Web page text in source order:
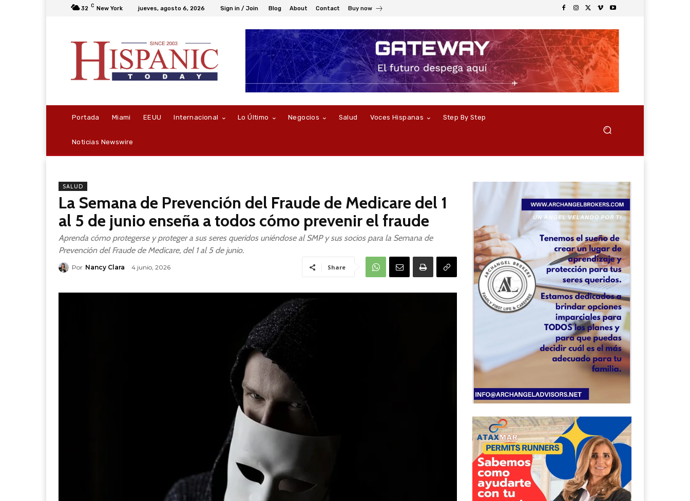
32 C New York jueves, agosto 6, 2026 Sign in / Join Blog About Contact Buy now
Portada Miami EEUU Internacional Lo Último Negocios Salud Voces Hispanas Step By Step
Noticias Newswire
SALUD
La Semana de Prevención del Fraude de Medicare del 1
al 5 de junio enseña a todos cómo prevenir el fraude
Aprenda cómo protegerse y proteger a sus seres queridos uniéndose al SMP y sus socios para la Semana de
Prevención del Fraude de Medicare, del 1 al 5 de junio.
Por Nancy Clara 4 junio, 2026 Share